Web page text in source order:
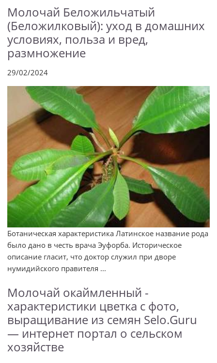
Молочай Беложильчатый
(Беложилковый): уход в домашних
условиях, польза и вред,
размножение
29/02/2024
Ботаническая характеристика Латинское название рода
было дано в честь врача Эуфорба. Историческое
описание гласит, что доктор служил при дворе
нумидийского правителя ...
Молочай окаймленный -
характеристики цветка с фото,
выращивание из семян Selo.Guru
— интернет портал о сельском
хозяйстве